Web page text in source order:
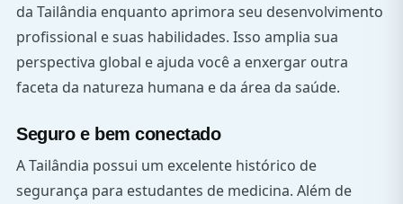
da Tailândia enquanto aprimora seu desenvolvimento
profissional e suas habilidades. Isso amplia sua
perspectiva global e ajuda você a enxergar outra
faceta da natureza humana e da área da saúde.
Seguro e bem conectado
A Tailândia possui um excelente histórico de
segurança para estudantes de medicina. Além de